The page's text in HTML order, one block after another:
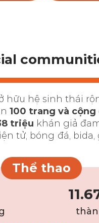
hữu hệ sinh thái
100 trang và cộng
triệu khán giả
tử, bóng đá, bida,
Thể thao